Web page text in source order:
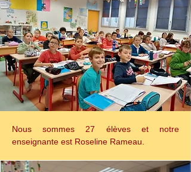
Nous sommes 27 élèves et notre
enseignante est Roseline Rameau.